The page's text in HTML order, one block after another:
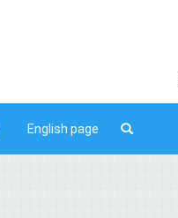
English page